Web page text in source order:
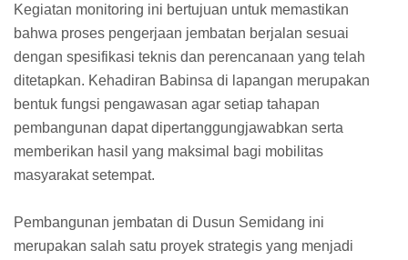
Kegiatan monitoring ini bertujuan untuk memastikan
bahwa proses pengerjaan jembatan berjalan sesuai
dengan spesifikasi teknis dan perencanaan yang telah
ditetapkan. Kehadiran Babinsa di lapangan merupakan
bentuk fungsi pengawasan agar setiap tahapan
pembangunan dapat dipertanggungjawabkan serta
memberikan hasil yang maksimal bagi mobilitas
masyarakat setempat.
Pembangunan jembatan di Dusun Semidang ini
merupakan salah satu proyek strategis yang menjadi